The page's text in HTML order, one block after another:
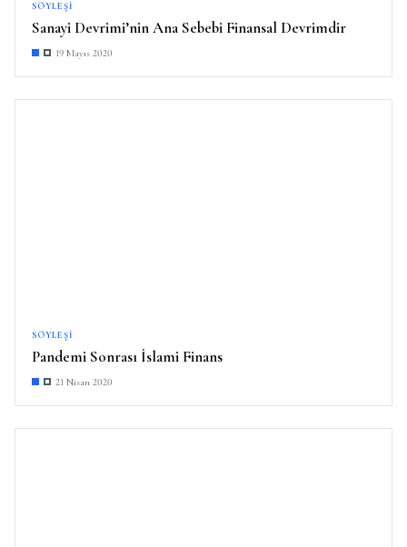
SÖYLEŞI
Sanayi Devrimi’nin Ana Sebebi Finansal Devrimdir
19 Mayıs 2020
SÖYLEŞI
Pandemi Sonrası İslami Finans
21 Nisan 2020